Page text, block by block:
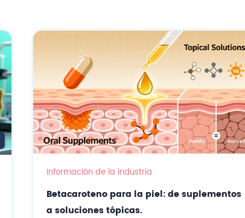
Información de la industria
Betacaroteno para la piel: de suplementos
a soluciones tópicas.